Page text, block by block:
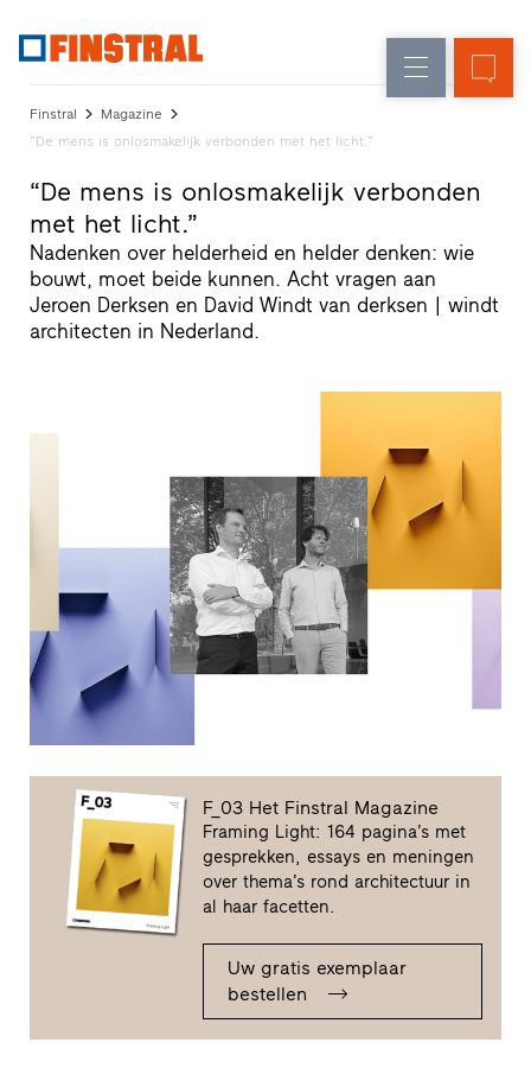
Huisdeuren
Glasgevels
Nieuw-/Verbouwing
Architectenservice
Studio
zoeken
Snelle
toegang
Finstral
Magazine
“De mens is onlosmakelijk verbonden met het licht.”
“De mens is onlosmakelijk verbonden
met het licht.”
Nadenken over helderheid en helder denken: wie
bouwt, moet beide kunnen. Acht vragen aan
Jeroen Derksen en David Windt van derksen | windt
architecten in Nederland.
F_03 Het Finstral Magazine
Framing Light: 164 pagina’s met
gesprekken, essays en meningen
over thema’s rond architectuur in
al haar facetten.
Uw gratis exemplaar
bestellen